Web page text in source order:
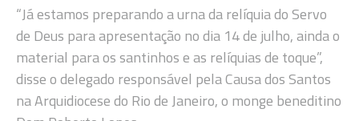
“Já estamos preparando a urna da relíquia do Servo
de Deus para apresentação no dia 14 de julho, ainda o
material para os santinhos e as relíquias de toque”,
disse o delegado responsável pela Causa dos Santos
na Arquidiocese do Rio de Janeiro, o monge beneditino